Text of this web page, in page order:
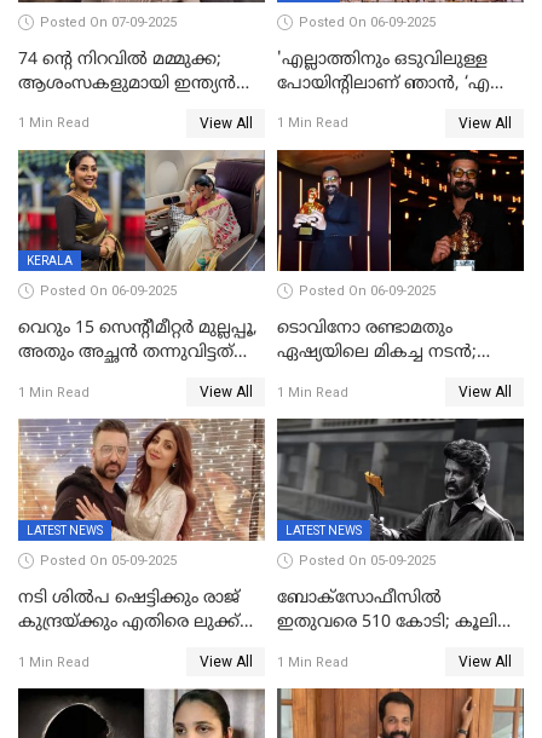
Posted On 07-09-2025
74 ന്റെ നിറവിൽ മമ്മുക്ക;
ആശംസകളുമായി ഇന്ത്യൻ
1 Min Read View All
Posted On 06-09-2025
'എല്ലാത്തിനും ഒടുവിലുള്ള
പോയിന്റിലാണ് ഞാൻ, ‘എന്‍റെ
സ്നേഹിച്ചയാള്‍ തന്നെ
വഞ്ചിച്ചുപോയി’, ലൈവ്
വിഡിയോയിൽ
പൊട്ടിക്കരഞ്ഞ് നടി
1 Min Read View All
KERALA
Posted On 06-09-2025
വെറും 15 സെന്റീമീറ്റര്‍ മുല്ലപ്പൂ,
അതും അച്ഛൻ തന്നുവിട്ടത്
ലക്ഷം രൂപ പിഴ; നവ്യ
28ദിവസത്തിനകം പിഴ
അടയ്ക്കണം
1 Min Read View All
Posted On 06-09-2025
ടൊവിനോ രണ്ടാമതും
ഏഷ്യയിലെ മികച്ച നടന്‍;
പുരസ്‌കാരം
1 Min Read View All
LATEST NEWS
Posted On 05-09-2025
നടി ശിൽപ ഷെട്ടിക്കും രാജ്
കുന്ദ്രയ്ക്കും എതിരെ ലുക്ക്
1 Min Read View All
LATEST NEWS
Posted On 05-09-2025
ബോക്സോഫീസിൽ
ഇതുവരെ 510 കോടി; കൂലി
തീയതി പുറത്ത്
1 Min Read View All